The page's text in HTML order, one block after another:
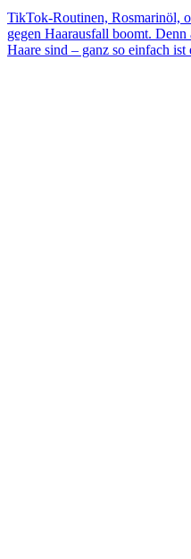
TikTok-Routinen, Rosmarinöl,
gegen Haarausfall boomt.
Haare sind – ganz so einfach ist